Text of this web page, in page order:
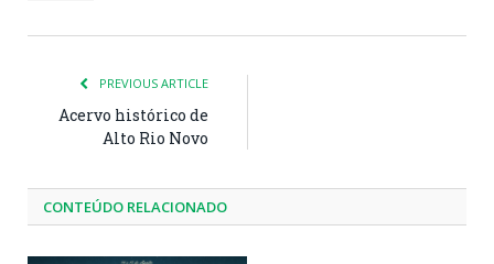
PREVIOUS ARTICLE
Acervo histórico de
Alto Rio Novo
CONTEÚDO RELACIONADO